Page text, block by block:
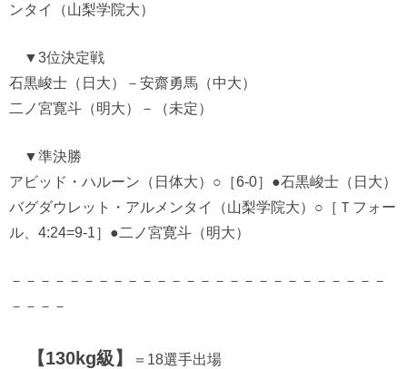
ンタイ（山梨学院大）
▼3位決定戦
石黒峻士（日大）－安齋勇馬（中大）
二ノ宮寛斗（明大）－（未定）
▼準決勝
アビッド・ハルーン（日体大）○［6-0］●石黒峻士（日大）
バグダウレット・アルメンタイ（山梨学院大）○［Ｔフォー
ル、4:24=9-1］●二ノ宮寛斗（明大）
－－－－－－－－－－－－－－－－－－－－－－－－－－
－－－－
【130kg級】 ＝18選手出場